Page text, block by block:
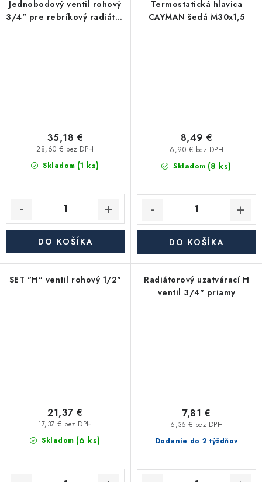
Jednobodový ventil rohový
3/4" pre rebríkový radiátor
Skladom (1 ks)
28,60 € bez DPH
35,18 €
DO KOŠÍKA
Termostatická hlavica
CAYMAN šedá M30x1,5
Skladom (8 ks)
6,90 € bez DPH
8,49 €
DO KOŠÍKA
SET "H" ventil rohový 1/2"
Skladom (6 ks)
17,37 € bez DPH
21,37 €
Radiátorový uzatvárací H
ventil 3/4" priamy
Dodanie do 2 týždňov
6,35 € bez DPH
7,81 €